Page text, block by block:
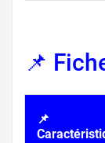
📌
📌